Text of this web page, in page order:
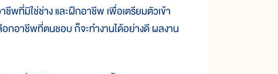
ที่มิใช่ช่าง และฝึกอาชีพ เพื่อเตรียมตัวเข้า
อกอาชีพที่ตนชอบ ก็จะทำงานได้อย่างดี ผลงาน